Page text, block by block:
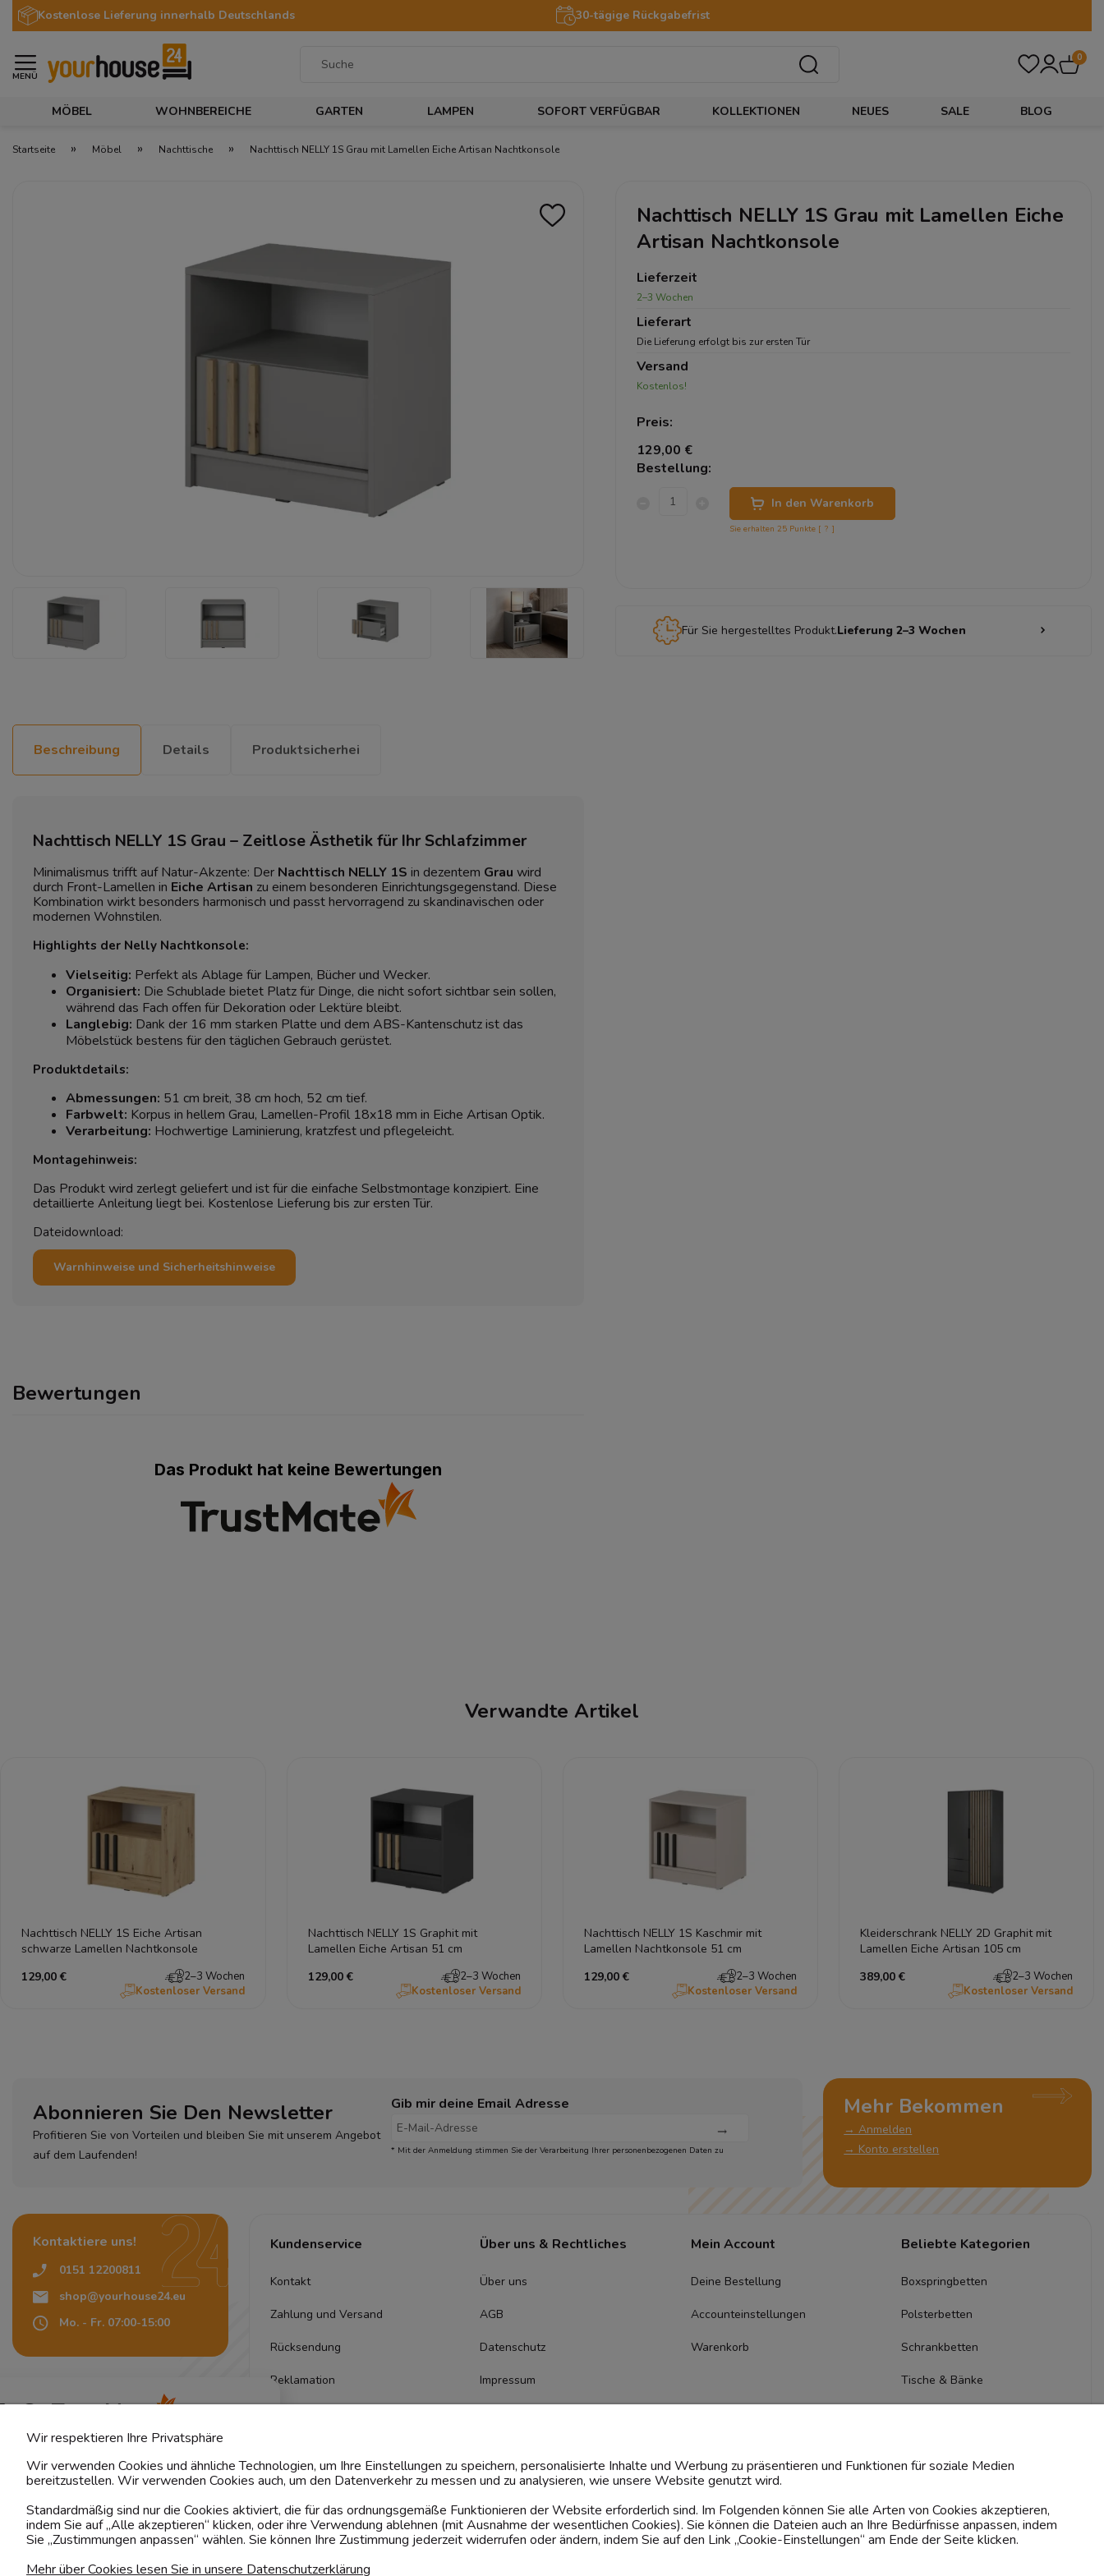
Kostenlose Lieferung innerhalb Deutschlands 30-tägige Rückgabefrist
MENÜ
0
MÖBEL WOHNBEREICHE GARTEN LAMPEN SOFORT VERFÜGBAR KOLLEKTIONEN NEUES SALE BLOG
Startseite » Möbel » Nachttische » Nachttisch NELLY 1S Grau mit Lamellen Eiche Artisan Nachtkonsole
Beschreibung Details Produktsicherhei
Nachttisch NELLY 1S Grau – Zeitlose Ästhetik für Ihr Schlafzimmer
Minimalismus trifft auf Natur-Akzente: Der Nachttisch NELLY 1S in dezentem Grau wird
durch Front-Lamellen in Eiche Artisan zu einem besonderen Einrichtungsgegenstand. Diese
Kombination wirkt besonders harmonisch und passt hervorragend zu skandinavischen oder
modernen Wohnstilen.
Highlights der Nelly Nachtkonsole:
Vielseitig: Perfekt als Ablage für Lampen, Bücher und Wecker.
Organisiert: Die Schublade bietet Platz für Dinge, die nicht sofort sichtbar sein sollen,
während das Fach offen für Dekoration oder Lektüre bleibt.
Langlebig: Dank der 16 mm starken Platte und dem ABS-Kantenschutz ist das
Möbelstück bestens für den täglichen Gebrauch gerüstet.
Produktdetails:
Abmessungen: 51 cm breit, 38 cm hoch, 52 cm tief.
Farbwelt: Korpus in hellem Grau, Lamellen-Profil 18x18 mm in Eiche Artisan Optik.
Verarbeitung: Hochwertige Laminierung, kratzfest und pflegeleicht.
Montagehinweis:
Das Produkt wird zerlegt geliefert und ist für die einfache Selbstmontage konzipiert. Eine
detaillierte Anleitung liegt bei. Kostenlose Lieferung bis zur ersten Tür.
Dateidownload:
Warnhinweise und Sicherheitshinweise
Bewertungen
Das Produkt hat keine Bewertungen
Nachttisch NELLY 1S Grau mit Lamellen Eiche
Artisan Nachtkonsole
Lieferzeit
2–3 Wochen
Lieferart
Die Lieferung erfolgt bis zur ersten Tür
Versand
Kostenlos!
Preis:
129,00 €
Bestellung:
In den Warenkorb
Sie erhalten 25 Punkte [ ? ]
Für Sie hergestelltes Produkt.Lieferung 2–3 Wochen
Verwandte Artikel
Nachttisch NELLY 1S Eiche Artisan
schwarze Lamellen Nachtkonsole
129,00 €
2–3 Wochen
Kostenloser Versand
Nachttisch NELLY 1S Graphit mit
Lamellen Eiche Artisan 51 cm
129,00 €
2–3 Wochen
Kostenloser Versand
Nachttisch NELLY 1S Kaschmir mit
Lamellen Nachtkonsole 51 cm
129,00 €
2–3 Wochen
Kostenloser Versand
Kleiderschrank NELLY 2D Graphit mit
Lamellen Eiche Artisan 105 cm
389,00 €
2–3 Wochen
Kostenloser Versand
Abonnieren Sie Den Newsletter
Profitieren Sie von Vorteilen und bleiben Sie mit unserem Angebot
auf dem Laufenden!
Gib mir deine Email Adresse
* Mit der Anmeldung stimmen Sie der Verarbeitung Ihrer personenbezogenen Daten zu
Mehr Bekommen
→ Anmelden
→ Konto erstellen
Kontaktiere uns!
0151 12200811
shop@yourhouse24.eu
Mo. - Fr. 07:00-15:00
Basierend auf 374 Bewertungen
Kundenservice
Kontakt
Zahlung und Versand
Rücksendung
Reklamation
Lieferung
Qualität
Garantie
Über uns & Rechtliches
Über uns
AGB
Datenschutz
Impressum
Mein Account
Deine Bestellung
Accounteinstellungen
Warenkorb
Beliebte Kategorien
Boxspringbetten
Polsterbetten
Schrankbetten
Tische & Bänke
Wir respektieren Ihre Privatsphäre
Wir verwenden Cookies und ähnliche Technologien, um Ihre Einstellungen zu speichern, personalisierte Inhalte und Werbung zu präsentieren und Funktionen für soziale Medien
bereitzustellen. Wir verwenden Cookies auch, um den Datenverkehr zu messen und zu analysieren, wie unsere Website genutzt wird.
Standardmäßig sind nur die Cookies aktiviert, die für das ordnungsgemäße Funktionieren der Website erforderlich sind. Im Folgenden können Sie alle Arten von Cookies akzeptieren,
indem Sie auf „Alle akzeptieren“ klicken, oder ihre Verwendung ablehnen (mit Ausnahme der wesentlichen Cookies). Sie können die Dateien auch an Ihre Bedürfnisse anpassen, indem
Sie „Zustimmungen anpassen“ wählen. Sie können Ihre Zustimmung jederzeit widerrufen oder ändern, indem Sie auf den Link „Cookie-Einstellungen“ am Ende der Seite klicken.
Mehr über Cookies lesen Sie in unsere Datenschutzerklärung